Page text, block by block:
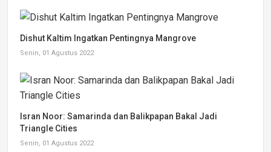
Dishut Kaltim Ingatkan Pentingnya Mangrove
Senin, 01 Agustus 2022
Isran Noor: Samarinda dan Balikpapan Bakal Jadi
Triangle Cities
Senin, 01 Agustus 2022